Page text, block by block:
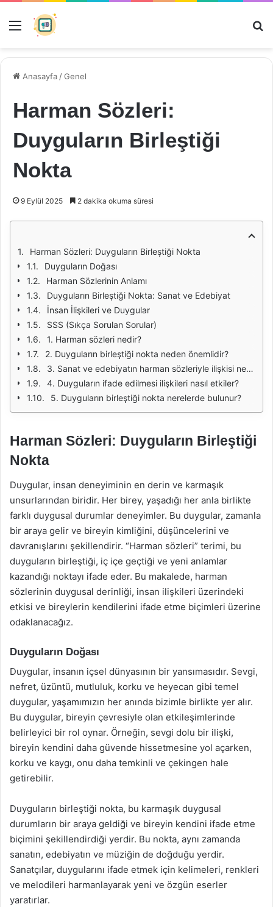
Menü
Anasayfa /Genel
Harman Sözleri:
Duyguların Birleştiği
Nokta
9 Eylül 2025 2 dakika okuma süresi
Harman Sözleri: Duyguların Birleştiği Nokta
Duyguların Doğası
Harman Sözlerinin Anlamı
Duyguların Birleştiği Nokta: Sanat ve Edebiyat
İnsan İlişkileri ve Duygular
SSS (Sıkça Sorulan Sorular)
1. Harman sözleri nedir?
2. Duyguların birleştiği nokta neden önemlidir?
3. Sanat ve edebiyatın harman sözleriyle ilişkisi nedir?
4. Duyguların ifade edilmesi ilişkileri nasıl etkiler?
5. Duyguların birleştiği nokta nerelerde bulunur?
Harman Sözleri: Duyguların Birleştiği
Nokta
Duygular, insan deneyiminin en derin ve karmaşık
unsurlarından biridir. Her birey, yaşadığı her anla birlikte
farklı duygusal durumlar deneyimler. Bu duygular, zamanla
bir araya gelir ve bireyin kimliğini, düşüncelerini ve
davranışlarını şekillendirir. “Harman sözleri” terimi, bu
duyguların birleştiği, iç içe geçtiği ve yeni anlamlar
kazandığı noktayı ifade eder. Bu makalede, harman
sözlerinin duygusal derinliği, insan ilişkileri üzerindeki
etkisi ve bireylerin kendilerini ifade etme biçimleri üzerine
odaklanacağız.
Duyguların Doğası
Duygular, insanın içsel dünyasının bir yansımasıdır. Sevgi,
nefret, üzüntü, mutluluk, korku ve heyecan gibi temel
duygular, yaşamımızın her anında bizimle birlikte yer alır.
Bu duygular, bireyin çevresiyle olan etkileşimlerinde
belirleyici bir rol oynar. Örneğin, sevgi dolu bir ilişki,
bireyin kendini daha güvende hissetmesine yol açarken,
korku ve kaygı, onu daha temkinli ve çekingen hale
getirebilir.
Duyguların birleştiği nokta, bu karmaşık duygusal
durumların bir araya geldiği ve bireyin kendini ifade etme
biçimini şekillendirdiği yerdir. Bu nokta, aynı zamanda
sanatın, edebiyatın ve müziğin de doğduğu yerdir.
Sanatçılar, duygularını ifade etmek için kelimeleri, renkleri
ve melodileri harmanlayarak yeni ve özgün eserler
yaratırlar.